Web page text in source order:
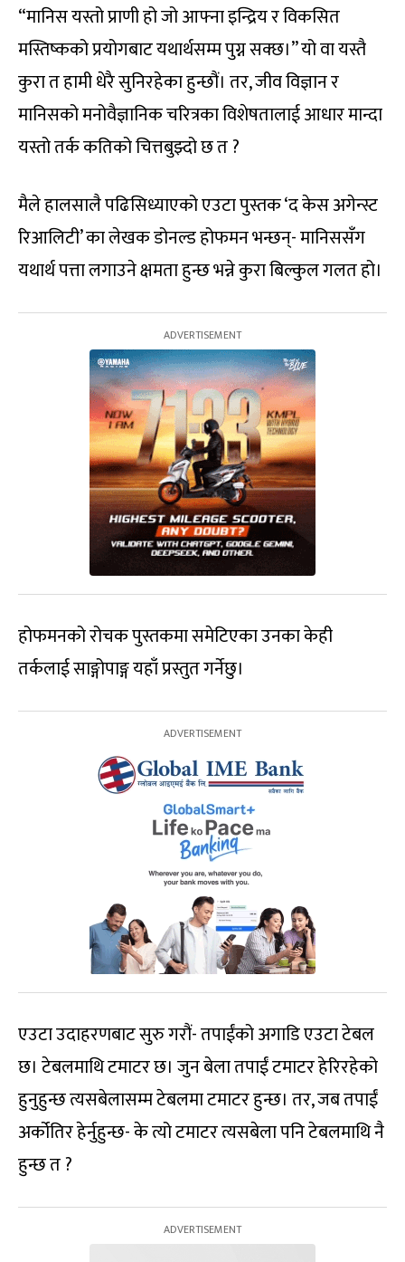
“मानिस यस्तो प्राणी हो जो आफ्ना इन्द्रिय र विकसित
मस्तिष्कको प्रयोगबाट यथार्थसम्म पुग्न सक्छ।” यो वा यस्तै
कुरा त हामी धेरै सुनिरहेका हुन्छौं। तर, जीव विज्ञान र
मानिसको मनोवैज्ञानिक चरित्रका विशेषतालाई आधार मान्दा
यस्तो तर्क कतिको चित्तबुझ्दो छ त ?
मैले हालसालै पढिसिध्याएको एउटा पुस्तक ‘द केस अगेन्स्ट
रिआलिटी’ का लेखक डोनल्ड होफमन भन्छन्- मानिससँग
यथार्थ पत्ता लगाउने क्षमता हुन्छ भन्ने कुरा बिल्कुल गलत हो।
होफमनको रोचक पुस्तकमा समेटिएका उनका केही
तर्कलाई साङ्गोपाङ्ग यहाँ प्रस्तुत गर्नेछु।
एउटा उदाहरणबाट सुरु गरौं- तपाईंको अगाडि एउटा टेबल
छ। टेबलमाथि टमाटर छ। जुन बेला तपाईं टमाटर हेरिरहेको
हुनुहुन्छ त्यसबेलासम्म टेबलमा टमाटर हुन्छ। तर, जब तपाईं
अर्कोतिर हेर्नुहुन्छ- के त्यो टमाटर त्यसबेला पनि टेबलमाथि नै
हुन्छ त ?